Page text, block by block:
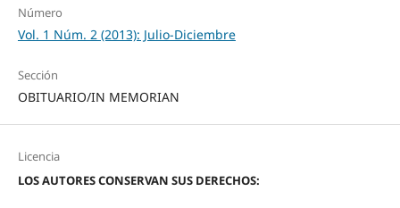
Número
Vol. 1 Núm. 2 (2013): Julio-Diciembre
Sección
OBITUARIO/IN MEMORIAN
Licencia
LOS AUTORES CONSERVAN SUS DERECHOS: